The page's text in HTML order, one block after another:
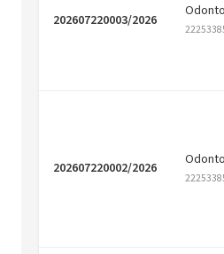
202607220003/2026
202607220002/2026